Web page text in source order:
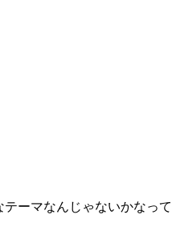
ーマなんじゃないかなって